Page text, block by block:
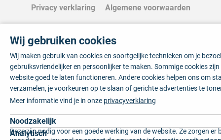
Privacy verklaring Algemene voorwaarden
Wij gebruiken cookies
Wij maken gebruik van cookies en soortgelijke technieken om je
gebruiksvriendelijker en persoonlijker te maken. Sommige cookies
website goed te laten functioneren. Andere cookies helpen ons om
verzamelen, je voorkeuren op te slaan of gerichte advertenties te
Meer informatie vind je in onze privacyverklaring
Noodzakelijk
Deze zijn nodig voor een goede werking van de website. Ze zorgen er
Analytisch